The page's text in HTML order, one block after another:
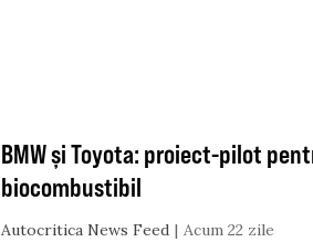
BMW și Toyota: proiect-pilot
biocombustibil
Autocritica News Feed Acum 22 zile